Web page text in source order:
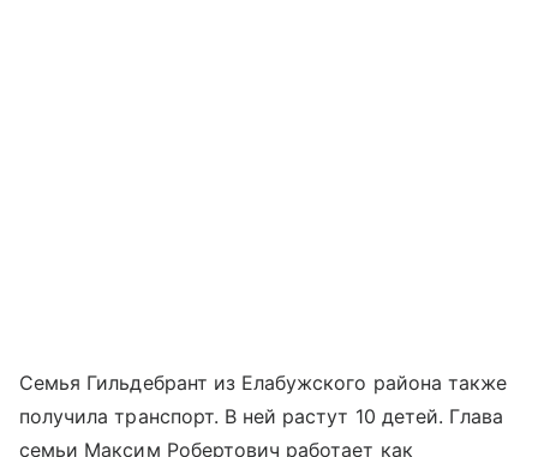
Семья Гильдебрант из Елабужского района также
получила транспорт. В ней растут 10 детей. Глава
семьи Максим Робертович работает как